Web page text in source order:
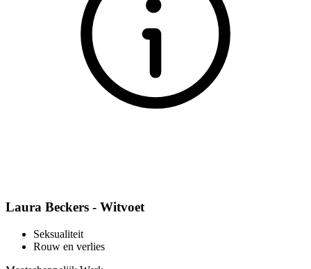
Laura Beckers - Witvoet
Seksualiteit
Rouw en verlies